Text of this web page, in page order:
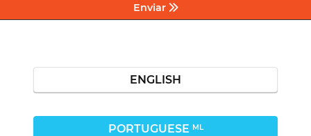
Enviar
ENGLISH
PORTUGUESE ML